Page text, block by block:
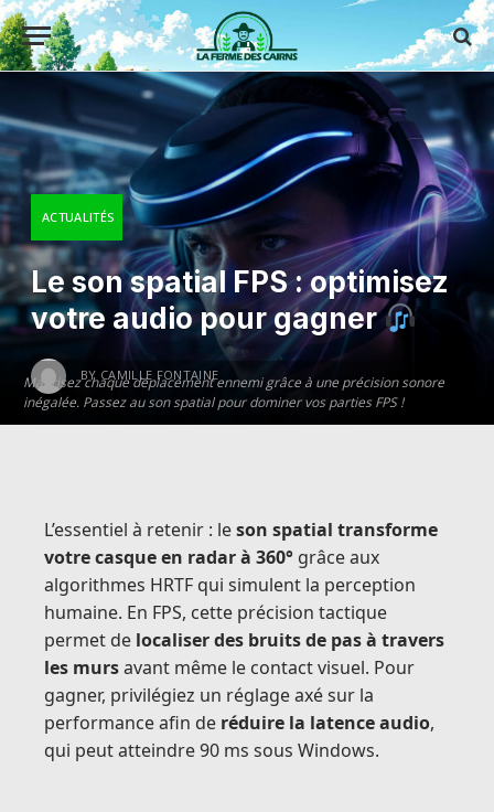
Maîtrisez chaque déplacement ennemi grâce à une précision sonore
inégalée. Passez au son spatial pour dominer vos parties FPS !
ACTUALITÉS
Le son spatial FPS : optimisez
votre audio pour gagner
BY CAMILLE FONTAINE
L’essentiel à retenir : leson spatial transforme
votre casque en radar à 360° grâce aux
algorithmes HRTF qui simulent la perception
humaine. En FPS, cette précision tactique
permet de localiser des bruits de pas à travers
les mursavant même le contact visuel. Pour
gagner, privilégiez un réglage axé sur la
performance afin de réduire la latence audio,
qui peut atteindre 90 ms sous Windows.